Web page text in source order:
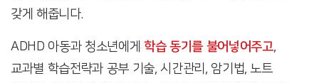
갖게 해줍니다.
ADHD 아동과 청소년에게 학습 동기를 불어넣어주고,
교과별 학습전략과 공부 기술, 시간관리, 암기법, 노트